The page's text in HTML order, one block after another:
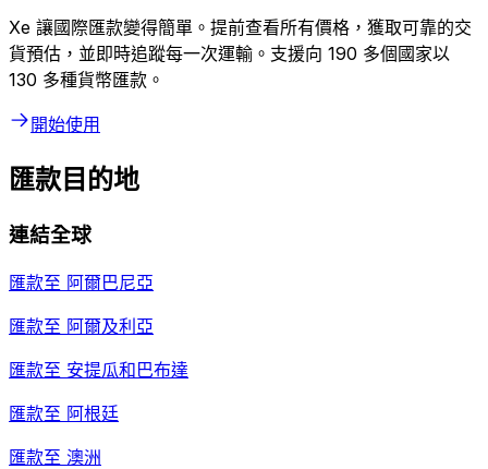
Xe 讓國際匯款變得簡單。提前查看所有價格，獲取可靠的交
貨預估，並即時追蹤每一次運輸。支援向 190 多個國家以
130 多種貨幣匯款。
開始使用
匯款目的地
連結全球
匯款至 阿爾巴尼亞
匯款至 阿爾及利亞
匯款至 安提瓜和巴布達
匯款至 阿根廷
匯款至 澳洲